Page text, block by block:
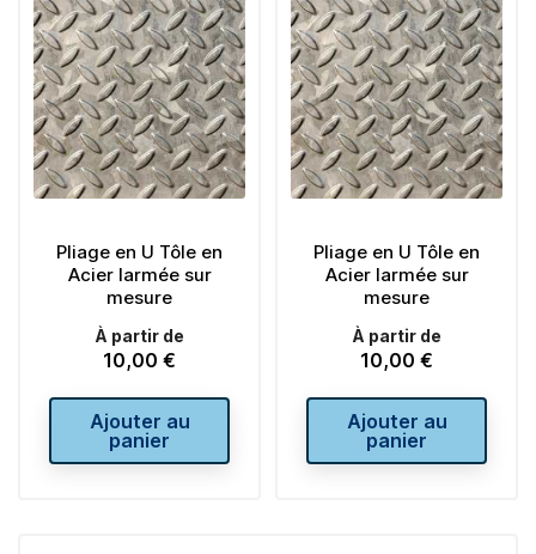
Pliage en U Tôle en
Acier larmée sur
mesure
À partir de
Prix
10,00 €
Ajouter au
panier
Pliage en U Tôle en
Acier larmée sur
mesure
À partir de
Prix
10,00 €
Ajouter au
panier